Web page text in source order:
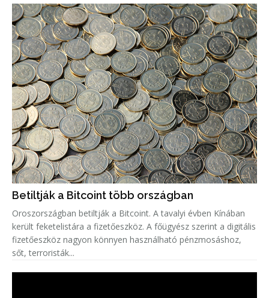
Betiltják a Bitcoint több országban
Oroszországban betiltják a Bitcoint. A tavalyi évben Kínában
került feketelistára a fizetőeszköz. A főügyész szerint a digitális
fizetőeszköz nagyon könnyen használható pénzmosáshoz,
sőt, terroristák...